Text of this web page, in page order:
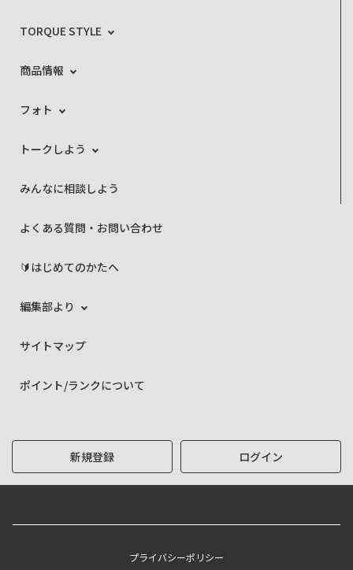
TORQUE STYLE
商品情報
フォト
トークしよう
みんなに相談しよう
よくある質問・お問い合わせ
🔰はじめてのかたへ
編集部より
サイトマップ
ポイント/ランクについて
新規登録 ログイン
プライバシーポリシー